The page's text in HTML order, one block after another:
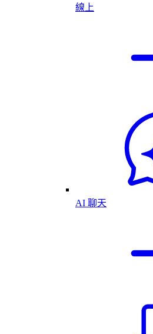
線上
AI 聊天